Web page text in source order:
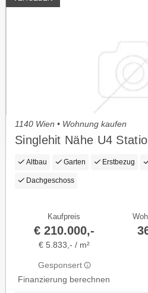
1140 Wien • Wohnung kaufen
Singlehit Nähe U4
Altbau Garten Erstbezug
Dachgeschoss
Kaufpreis
€ 210.000,-
€ 5.833,- / m²
Gesponsert
Finanzierung berechnen